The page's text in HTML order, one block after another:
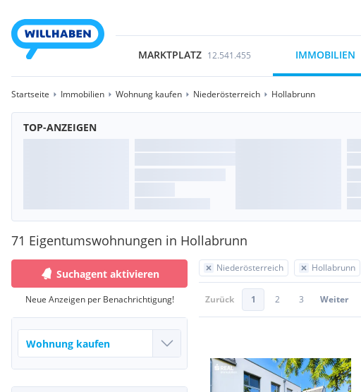
MARKTPLATZ 12.541.455 IMMOBILIEN
Startseite Immobilien Wohnung kaufen Niederösterreich Hollabrunn
TOP-ANZEIGEN
71 Eigentumswohnungen in Hollabrunn
Suchagent aktivieren
Neue Anzeigen per Benachrichtigung!
Niederösterreich Hollabrunn
Zurück 1 2 3 Weiter